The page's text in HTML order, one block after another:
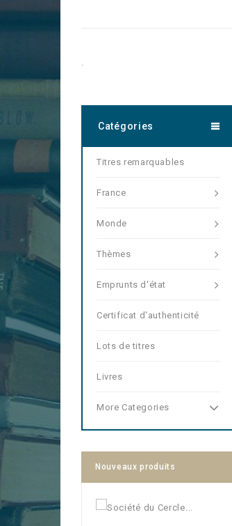
.
Catégories
Titres remarquables
France
Monde
Thèmes
Emprunts d'état
Certificat d'authenticité
Lots de titres
Livres
More Categories
Nouveaux produits